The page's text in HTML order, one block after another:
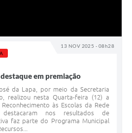
13 NOV 2025 - 08h28
em premiação
da Lapa, por meio da Secretaria
realizou nesta Quarta-feira (12) a
às Escolas da Rede
nos resultados de
faz parte do Programa Municipal